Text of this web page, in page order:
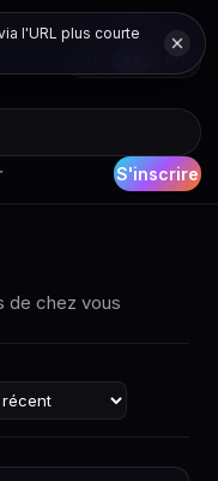
S'inscrire
l'URL plus courte
de chez vous